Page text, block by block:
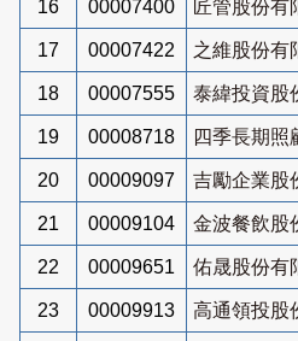
16 00007400 匠管股份有
17 00007422 之維股份有
18 00007555 泰緯投資股
19 00008718 四季長期照
20 00009097 吉勵企業股
21 00009104 金波餐飲股
22 00009651 佑晟股份有
23 00009913 高通領投股